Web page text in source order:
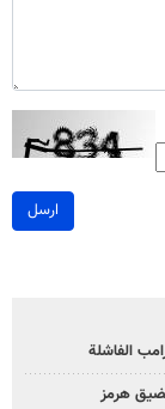
ارسل
الفاشلة
هرمز